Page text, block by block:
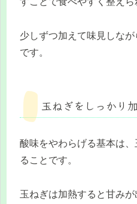
少しずつ加えて味見しな
です。
玉ねぎをしっかり
酸味をやわらげる基本は
ることです。
玉ねぎは加熱すると甘み